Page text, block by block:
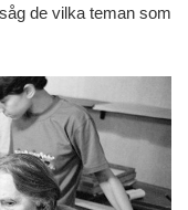
de vilka teman som